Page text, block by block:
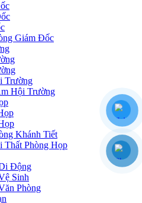
Giám Đốc
Trường
Hội Trường
Khánh Tiết
Thất Phòng Họp
Động
Sinh
Phòng